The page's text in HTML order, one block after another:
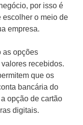
por isso é
escolher o meio de
empresa.
as opções
recebidos.
que os
bancária do
opção de cartão
digitais.